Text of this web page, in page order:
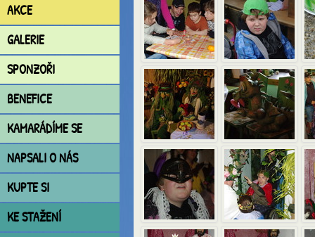
AKCE
GALERIE
SPONZOŘI
BENEFICE
KAMARÁDÍME SE
NAPSALI O NÁS
KUPTE SI
KE STAŽENÍ